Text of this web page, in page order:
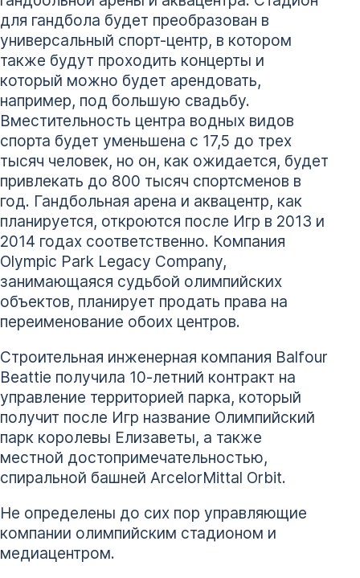
для гандбола будет преобразован в
универсальный спорт-центр, в котором
также будут проходить концерты и
который можно будет арендовать,
например, под большую свадьбу.
Вместительность центра водных видов
спорта будет уменьшена с 17,5 до трех
тысяч человек, но он, как ожидается, будет
привлекать до 800 тысяч спортсменов в
год. Гандбольная арена и аквацентр, как
планируется, откроются после Игр в 2013 и
2014 годах соответственно. Компания
Olympic Park Legacy Company,
занимающаяся судьбой олимпийских
объектов, планирует продать права на
переименование обоих центров.
Строительная инженерная компания Balfour
Beattie получила 10-летний контракт на
управление территорией парка, который
получит после Игр название Олимпийский
парк королевы Елизаветы, а также
местной достопримечательностью,
спиральной башней ArcelorMittal Orbit.
Не определены до сих пор управляющие
компании олимпийским стадионом и
медиацентром.